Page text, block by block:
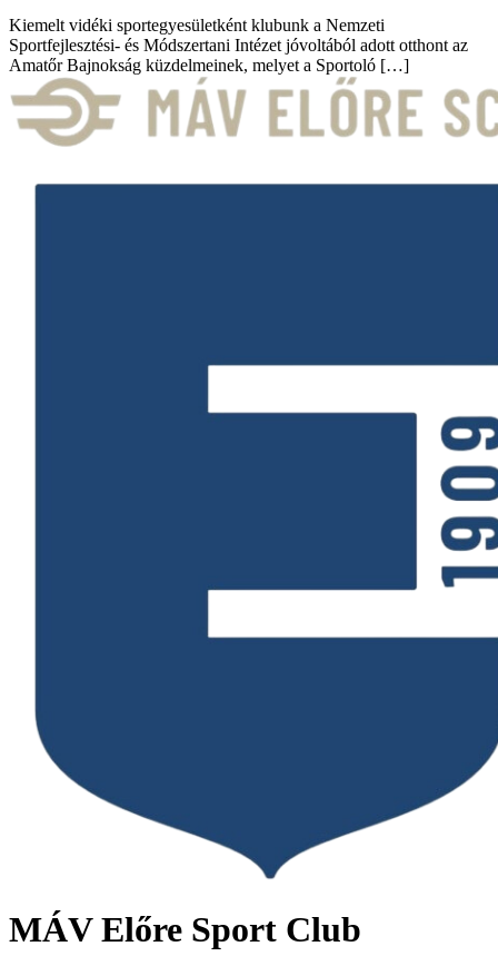
Kiemelt vidéki sportegyesületként klubunk a Nemzeti
Sportfejlesztési- és Módszertani Intézet jóvoltából adott otthont az
Amatőr Bajnokság küzdelmeinek, melyet a Sportoló […]
MÁV Előre Sport Club